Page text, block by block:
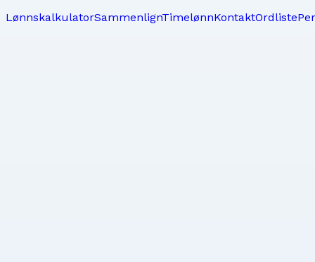
LønnskalkulatorSammenlignTimelønnKontaktOrdliste